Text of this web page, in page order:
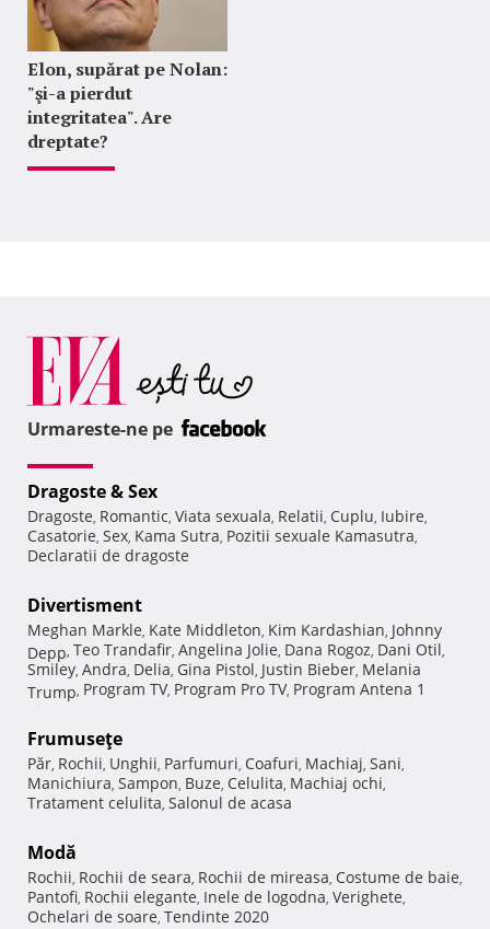
Elon, supărat pe Nolan:
"şi-a pierdut
integritatea". Are
dreptate?
Urmareste-ne pe
Dragoste & Sex
Dragoste, Romantic, Viata sexuala, Relatii, Cuplu, Iubire,
Casatorie, Sex, Kama Sutra, Pozitii sexuale Kamasutra,
Declaratii de dragoste
Divertisment
Meghan Markle, Kate Middleton, Kim Kardashian, Johnny
Depp, Teo Trandafir, Angelina Jolie, Dana Rogoz, Dani Otil,
Smiley, Andra, Delia, Gina Pistol, Justin Bieber, Melania
Trump, Program TV, Program Pro TV, Program Antena 1
Frumuseţe
Păr, Rochii, Unghii, Parfumuri, Coafuri, Machiaj, Sani,
Manichiura, Sampon, Buze, Celulita, Machiaj ochi,
Tratament celulita, Salonul de acasa
Modă
Rochii, Rochii de seara, Rochii de mireasa, Costume de baie,
Pantofi, Rochii elegante, Inele de logodna, Verighete,
Ochelari de soare, Tendinte 2020